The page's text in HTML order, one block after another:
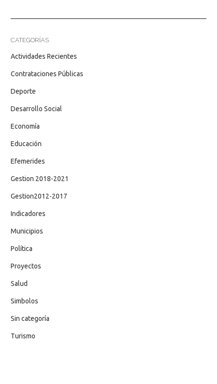
CATEGORÍAS
Actividades Recientes
Contrataciones Públicas
Deporte
Desarrollo Social
Economía
Educación
Efemerides
Gestion 2018-2021
Gestion2012-2017
Indicadores
Municipios
Política
Proyectos
Salud
Simbolos
Sin categoría
Turismo